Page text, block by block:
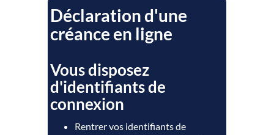
Déclaration d'une
créance en ligne
Vous disposez
d'identifiants de
connexion
Rentrer vos identifiants de